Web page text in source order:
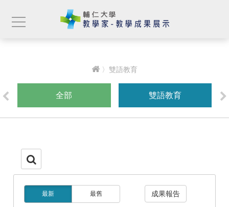
〉雙語教育
全部 雙語教育
最新 最舊 成果報告